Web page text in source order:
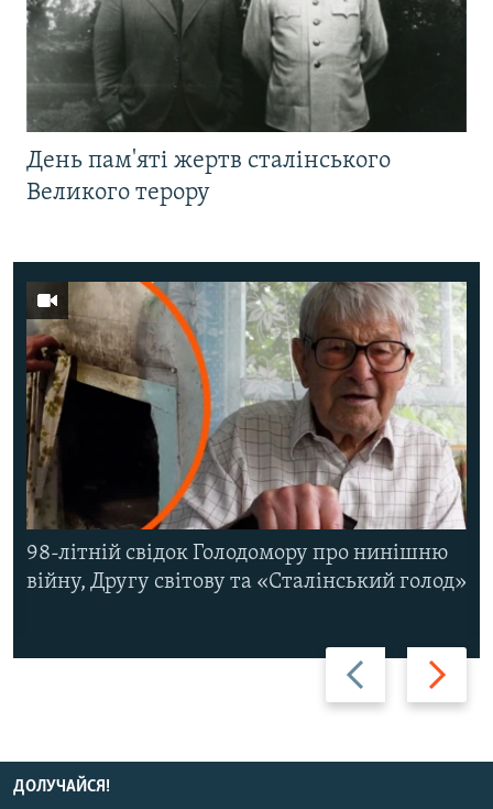
День пам'яті жертв сталінського
Великого терору
Назад Вперед
98-літній свідок Голодомору про нинішню
війну, Другу світову та «Сталінський голод»
ДОЛУЧАЙСЯ!